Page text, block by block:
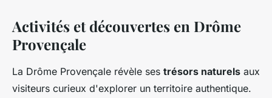
Activités et découvertes en Drôme
Provençale
La Drôme Provençale révèle ses trésors naturels aux
visiteurs curieux d'explorer un territoire authentique.